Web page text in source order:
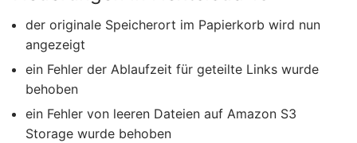
der originale Speicherort im Papierkorb wird nun
angezeigt
ein Fehler der Ablaufzeit für geteilte Links wurde
behoben
ein Fehler von leeren Dateien auf Amazon S3
Storage wurde behoben